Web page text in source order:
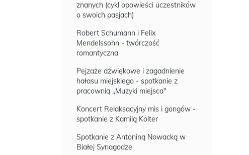
znanych (cykl opowieści uczestników
o swoich pasjach)
Robert Schumann i Felix
Mendelssohn - twórczość
romantyczna
Pejzaże dźwiękowe i zagadnienie
hałasu miejskiego - spotkanie z
pracownią ,,Muzyki miejsca"
Koncert Relaksacyjny mis i gongów -
spotkanie z Kamilą Kolter
Spotkanie z Antoniną Nowacką w
Białej Synagodze